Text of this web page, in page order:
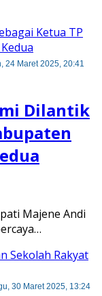
24 Maret 2025, 20:41
Dilantik
Majene Andi
30 Maret 2025, 13:24